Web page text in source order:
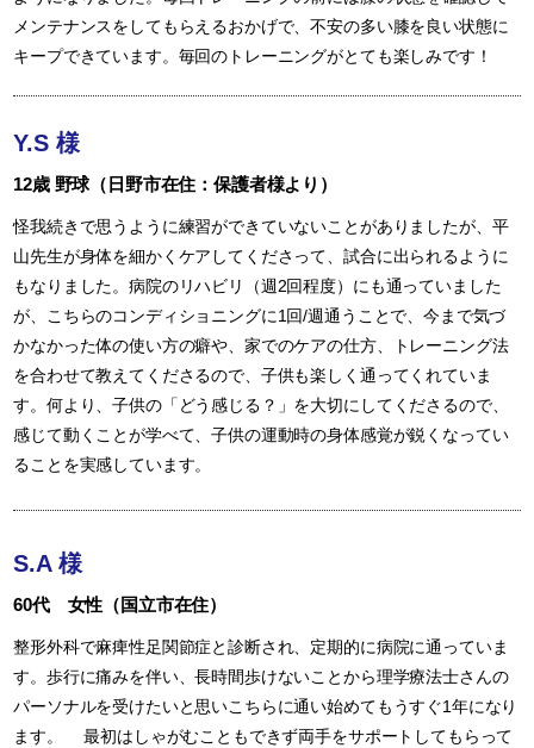
メンテナンスをしてもらえるおかげで、不安の多い膝を良い状態に
キープできています。毎回のトレーニングがとても楽しみです！
Y.S 様
12歳 野球（日野市在住：保護者様より）
怪我続きで思うように練習ができていないことがありましたが、平
山先生が身体を細かくケアしてくださって、試合に出られるように
もなりました。病院のリハビリ（週2回程度）にも通っていました
が、こちらのコンディショニングに1回/週通うことで、今まで気づ
かなかった体の使い方の癖や、家でのケアの仕方、トレーニング法
を合わせて教えてくださるので、子供も楽しく通ってくれていま
す。何より、子供の「どう感じる？」を大切にしてくださるので、
感じて動くことが学べて、子供の運動時の身体感覚が鋭くなってい
ることを実感しています。
S.A 様
60代 女性（国立市在住）
整形外科で麻痺性足関節症と診断され、定期的に病院に通っていま
す。歩行に痛みを伴い、長時間歩けないことから理学療法士さんの
パーソナルを受けたいと思いこちらに通い始めてもうすぐ1年になり
ます。 最初はしゃがむこともできず両手をサポートしてもらって